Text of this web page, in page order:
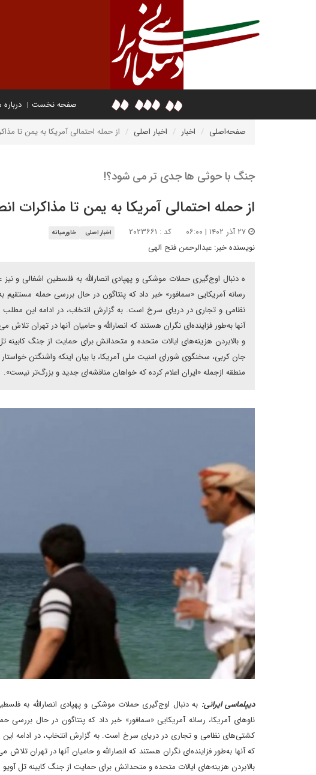
صفحه نخست درباره
صفحه‌اصلی اخبار اخبار اصلی از حمله احتمالی آمریکا به یمن تا
جنگ با حوثی ها جدی تر می شود؟!
از حمله احتمالی آمریکا به یمن تا مذاکرات
کد : ۲۰۲۳۶۶۱ اخبار اصلی خاورمیانه
نویسنده خبر: عبدالرحمن فتح الهی
ه دنبال اوج‌گیری حملات موشکی و پهپادی انصارالله به فلسطین اشغالی و
رسانه آمریکایی «سمافور» خبر داد که پنتاگون در حال بررسی حمله
نظامی و تجاری در دریای سرخ است. به گزارش انتخاب، در ادامه این مطلب
آنها به‌طور فزاینده‌ای نگران هستند که انصارالله و حامیان آنها در تهران
و بالا‌بردن هزینه‌های ایالات متحده و متحدانش برای حمایت از جنگ
جان کربی، سخنگوی شورای امنیت ملی آمریکا، با بیان اینکه واشنگتن
منطقه از‌جمله «ایران اعلام کرده که خواهان مناقشه‌ای جدید و بزرگ‌تر نیست».
دیپلماسی ایرانی: به دنبال اوج‌گیری حملات موشکی و پهپادی انصارالله به
ناوهای آمریکا، رسانه آمریکایی «سمافور» خبر داد که پنتاگون در حال
کشتی‌های نظامی و تجاری در دریای سرخ است. به گزارش انتخاب، در ادامه این
که آنها به‌طور فزاینده‌ای نگران هستند که انصارالله و حامیان آنها در تهران
بالا‌بردن هزینه‌های ایالات متحده و متحدانش برای حمایت از جنگ کابینه تل